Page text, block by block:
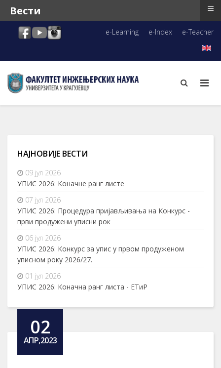
e-Learning e-Index e-Teacher
НАЈНОВИЈЕ ВЕСТИ
09 јул 2026
УПИС 2026: Коначне ранг листе
07 јул 2026
УПИС 2026: Процедура пријављивања на Конкурс -
први продужени уписни рок
06 јул 2026
УПИС 2026: Конкурс за упис у првом продуженом
уписном року 2026/27.
01 јул 2026
УПИС 2026: Коначна ранг листа - ЕТиР
02
АПР,2023
Вести ≡